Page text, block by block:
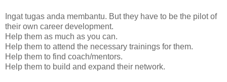
Ingat tugas anda membantu. But they have to be the pilot of
their own career development.
Help them as much as you can.
Help them to attend the necessary trainings for them.
Help them to find coach/mentors.
Help them to build and expand their network.